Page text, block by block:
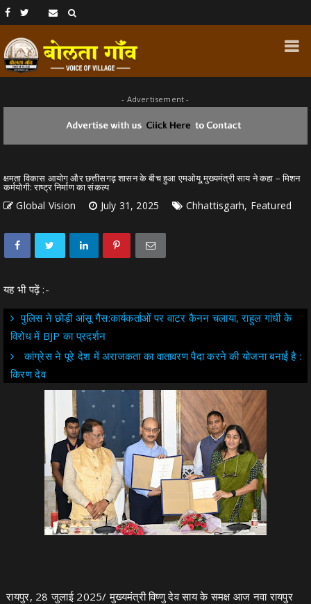
- Advertisement -
क्षमता विकास आयोग और छत्तीसगढ़ शासन के बीच हुआ एमओयू,मुख्यमंत्री साय ने कहा – मिशन
कर्मयोगी: राष्ट्र निर्माण का संकल्प
Global Vision July 31, 2025 Chhattisgarh, Featured
यह भी पढ़ें :-
पुलिस ने छोड़ी आंसू गैस:कार्यकर्ताओं पर वाटर कैनन चलाया, राहुल गांधी के
विरोध में BJP का प्रदर्शन
कांग्रेस ने पूरे देश में अराजकता का वातावरण पैदा करने की योजना बनाई है :
किरण देव
रायपुर, 28 जुलाई 2025/ मुख्यमंत्री विष्णु देव साय के समक्ष आज नवा रायपुर